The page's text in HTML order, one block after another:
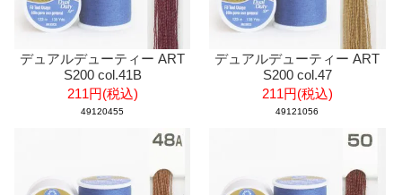
デュアルデューティー ART
S200 col.41B
211円(税込)
49120455
デュアルデューティー ART
S200 col.47
211円(税込)
49121056